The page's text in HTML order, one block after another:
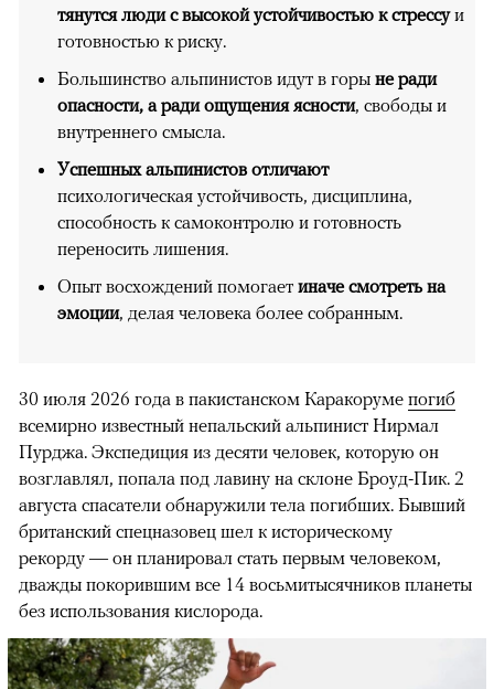
тянутся люди с высокой устойчивостью к стрессуи
готовностью к риску.
Большинство альпинистов идут в горы не ради
опасности, а ради ощущения ясности, свободы и
внутреннего смысла.
Успешных альпинистов отличают
психологическая устойчивость, дисциплина,
способность к самоконтролю и готовность
переносить лишения.
Опыт восхождений помогает иначе смотреть на
эмоции, делая человека более собранным.
30 июля 2026 года в пакистанском Каракоруме погиб
всемирно известный непальский альпинист Нирмал
Пурджа. Экспедиция из десяти человек, которую он
возглавлял, попала под лавину на склоне Броуд-Пик. 2
августа спасатели обнаружили тела погибших. Бывший
британский спецназовец шел к историческому
рекорду — он планировал стать первым человеком,
дважды покорившим все 14 восьмитысячников планеты
без использования кислорода.